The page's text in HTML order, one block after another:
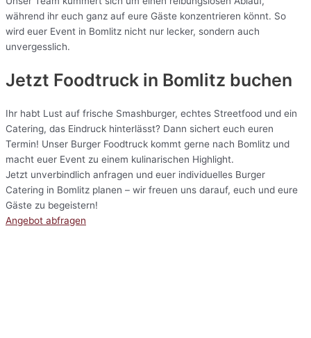
während ihr euch ganz auf eure Gäste konzentrieren könnt. So
wird euer Event in Bomlitz nicht nur lecker, sondern auch
unvergesslich.
Jetzt Foodtruck in Bomlitz buchen
Ihr habt Lust auf frische Smashburger, echtes Streetfood und ein
Catering, das Eindruck hinterlässt? Dann sichert euch euren
Termin! Unser Burger Foodtruck kommt gerne nach Bomlitz und
macht euer Event zu einem kulinarischen Highlight.
Jetzt unverbindlich anfragen und euer individuelles Burger
Catering in Bomlitz planen – wir freuen uns darauf, euch und eure
Gäste zu begeistern!
Angebot abfragen